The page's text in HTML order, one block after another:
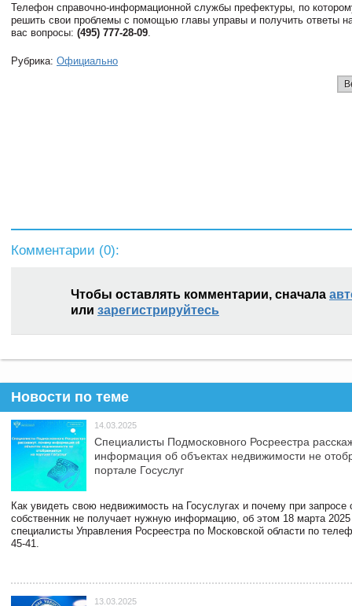
Телефон справочно-информационной службы префектуры, по
решить свои проблемы с помощью главы управы и получить ответы
вас вопросы: (495) 777-28-09
Рубрика: Официально
Комментарии (0):
Чтобы оставлять комментарии, сначала
или зарегистрируйтесь
Новости по теме
14.03.2025
Специалисты Подмосковного Росреестра
информация об объектах недвижимости не
портале Госуслуг
Как увидеть свою недвижимость на Госуслугах и почему при запросе
собственник не получает нужную информацию, об этом 18 марта 2025
специалисты Управления Росреестра по Московской области по
45-41.
13.03.2025